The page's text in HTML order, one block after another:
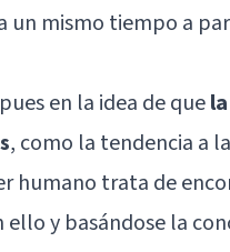
un mismo tiempo a
en la idea de quela
, como la tendencia a la
humano trata de
y basándose la